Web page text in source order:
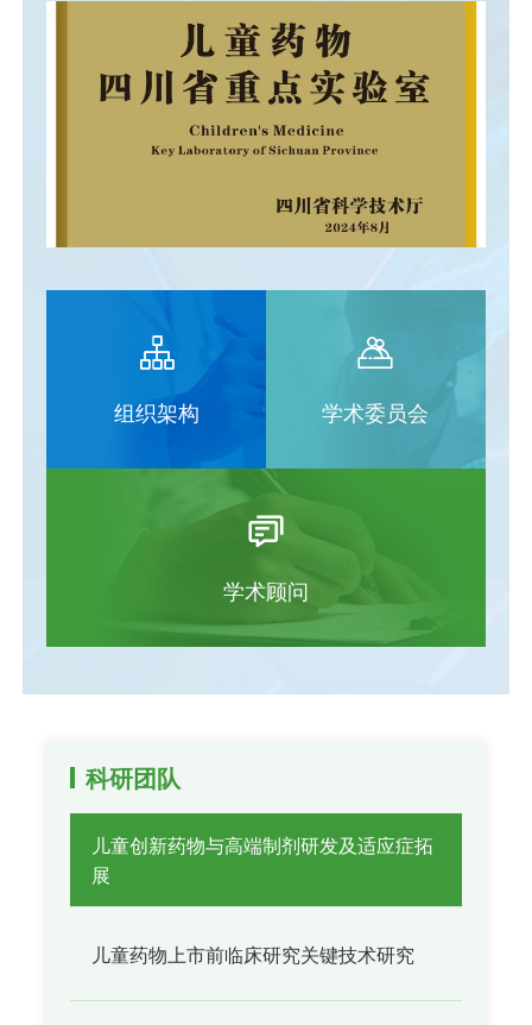
目标，聚焦影响恶性肿瘤、出生缺陷等儿童健康的重大疾
病、多发疾病，建立贯穿“药物研发-上市前临床研究-上市后
监测评价”全链条研究与转化体系，研发儿童创新药物、高端
临床研究和上市后监测评价。打造一个“立足四川、辐射西
技创新体系的重要组成和国家儿童药物重点实验室的后备力
量。
组织架构 学术委员会
学术顾问
科研团队
儿童创新药物与高端制剂研发及适应症拓
展
儿童药物上市前临床研究关键技术研究